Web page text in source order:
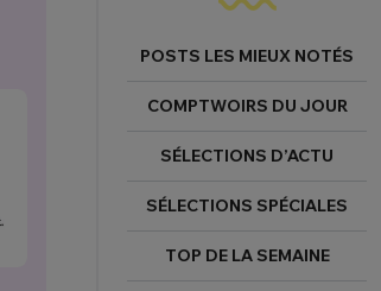
POSTS LES MIEUX NOTÉS
COMPTWOIRS DU JOUR
SÉLECTIONS D’ACTU
SÉLECTIONS SPÉCIALES
TOP DE LA SEMAINE
Mot de passe perdu ?
CONNEXION
FERMER
Un Thread
C'EST PARTI